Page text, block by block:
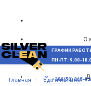
О
МЕНЮ
ГРАФИК
ПН-ПТ: 9.00-
+380(50) 865-
Главная Еда и напитки